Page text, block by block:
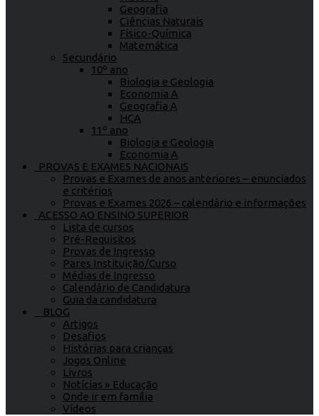
Geografia
Ciências Naturais
Físico-Química
Matemática
Secundário
10º ano
Biologia e Geologia
Economia A
Geografia A
HCA
11º ano
Biologia e Geologia
Economia A
PROVAS E EXAMES NACIONAIS
Provas e Exames de anos anteriores – enunciados
e critérios
Provas e Exames 2026 – calendário e informações
ACESSO AO ENSINO SUPERIOR
Lista de cursos
Pré-Requisitos
Provas de Ingresso
Pares Instituição/Curso
Médias de Ingresso
Calendário de Candidatura
Guia da candidatura
BLOG
Artigos
Desafios
Histórias para crianças
Jogos Online
Livros
Notícias » Educação
Onde ir em família
Vídeos